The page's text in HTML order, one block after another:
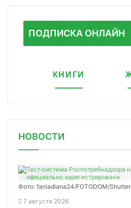
ПОДПИСКА ОНЛАЙН
КНИГИ
НОВОСТИ
Фото: faniadiana24/FOTODOM/
7 августа 2026